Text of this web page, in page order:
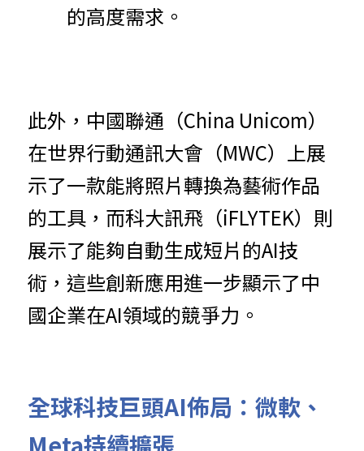
的高度需求。
此外，中國聯通（China Unicom）
在世界行動通訊大會（MWC）上展
示了一款能將照片轉換為藝術作品
的工具，而科大訊飛（iFLYTEK）則
展示了能夠自動生成短片的AI技
術，這些創新應用進一步顯示了中
國企業在AI領域的競爭力。
全球科技巨頭AI佈局：微軟、
Meta持續擴張